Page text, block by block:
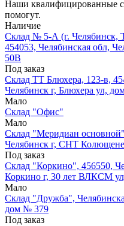
Наши квалифицированные
помогут.
Наличие
Склад № 5-А (г. Челябинск,
454053, Челябинская обл,
50В
Под заказ
Склад ТТ Блюхера, 123-в,
Челябинск г, Блюхера ул,
Мало
Склад "Офис"
Мало
Склад "Меридиан
Челябинск г, СНТ
Под заказ
Склад "Коркино", 456550,
Коркино г, 30 лет ВЛКСМ
Мало
Склад "Дружба",
дом № 379
Под заказ